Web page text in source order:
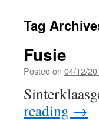
Tag
Fusie
Posted on 04/12/
reading →